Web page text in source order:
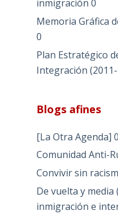
inmigración 0
Memoria Gráfica
0
Plan Estratégico
Integración
Blogs afines
[La Otra Agenda] 0
Comunidad Anti-
Convivir sin
De vuelta y
inmigración e